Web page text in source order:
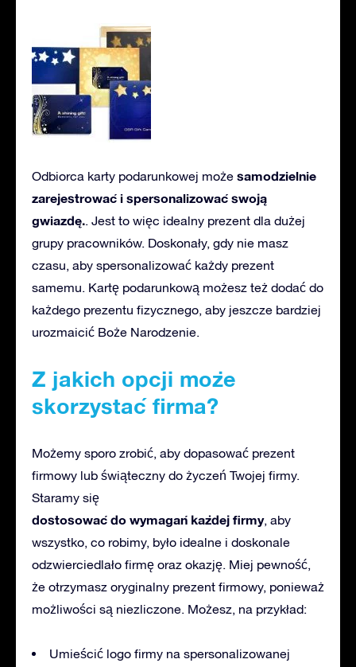
Odbiorca karty podarunkowej może samodzielnie
zarejestrować i spersonalizować swoją
gwiazdę.. Jest to więc idealny prezent dla dużej
grupy pracowników. Doskonały, gdy nie masz
czasu, aby spersonalizować każdy prezent
samemu. Kartę podarunkową możesz też dodać do
każdego prezentu fizycznego, aby jeszcze bardziej
urozmaicić Boże Narodzenie.
Z jakich opcji może
skorzystać firma?
Możemy sporo zrobić, aby dopasować prezent
firmowy lub świąteczny do życzeń Twojej firmy.
Staramy się
dostosować do wymagań każdej firmy, aby
wszystko, co robimy, było idealne i doskonale
odzwierciedlało firmę oraz okazję. Miej pewność,
że otrzymasz oryginalny prezent firmowy, ponieważ
możliwości są niezliczone. Możesz, na przykład:
Umieścić logo firmy na spersonalizowanej